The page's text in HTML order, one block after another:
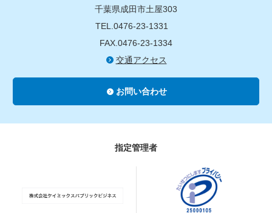
千葉県成田市土屋303
TEL.0476-23-1331
FAX.0476-23-1334
交通アクセス
お問い合わせ
指定管理者